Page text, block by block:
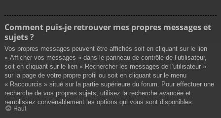
Comment puis-je retrouver mes propres messages et
sujets ?
Vos propres messages peuvent être affichés soit en cliquant sur le lien
« Afficher vos messages » dans le panneau de contrôle de l’utilisateur,
soit en cliquant sur le lien « Rechercher les messages de l’utilisateur »
sur la page de votre propre profil ou soit en cliquant sur le menu
« Raccourcis » situé sur la partie supérieure du forum. Pour effectuer une
recherche de vos propres sujets, utilisez la recherche avancée et
remplissez convenablement les options qui vous sont disponibles.
Haut